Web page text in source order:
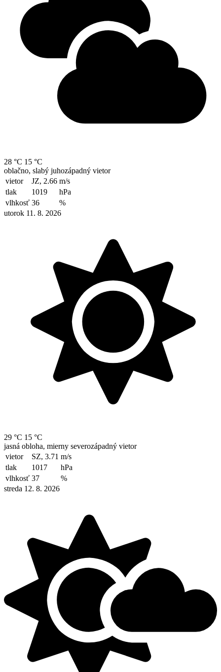
28 °C 15 °C
oblačno, slabý juhozápadný vietor
vietor
JZ, 2.66 m/s
tlak
1019
hPa
vlhkosť 36
%
utorok 11. 8. 2026
29 °C 15 °C
jasná obloha, mierny severozápadný vietor
vietor
SZ, 3.71 m/s
tlak
1017
hPa
vlhkosť 37
%
streda 12. 8. 2026